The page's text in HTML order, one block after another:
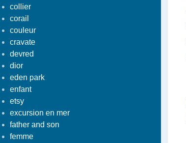
collier
corail
couleur
cravate
devred
dior
eden park
enfant
etsy
excursion en mer
father and son
femme